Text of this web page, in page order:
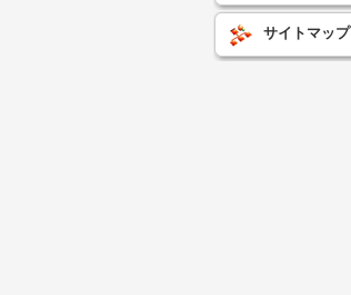
サイトマップ